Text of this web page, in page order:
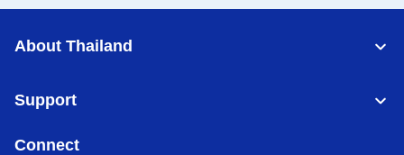
About Thailand
Support
Connect